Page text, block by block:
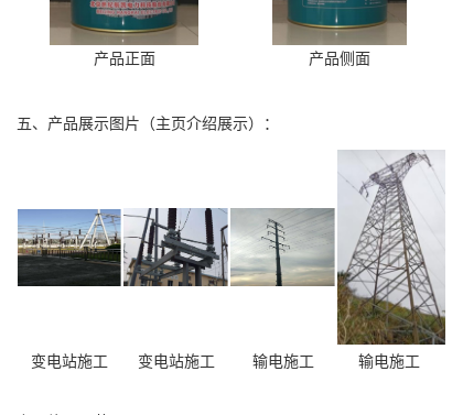
产品正面 产品侧面
五、产品展示图片（主页介绍展示）：
变电站施工 变电站施工 输电施工 输电施工